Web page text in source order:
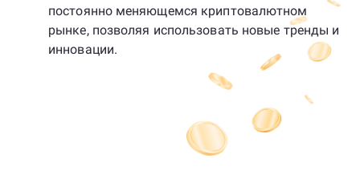
постоянно меняющемся криптовалютном
рынке, позволяя использовать новые тренды и
инновации.